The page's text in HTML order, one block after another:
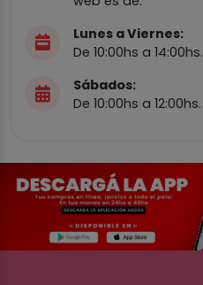
Lunes a Viernes:
De 10:00hs a 14:00hs.
Sábados:
De 10:00hs a 12:00hs.